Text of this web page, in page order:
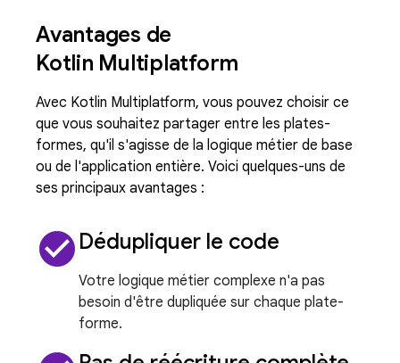
Avantages de
Kotlin Multiplatform
Avec Kotlin Multiplatform, vous pouvez choisir ce
que vous souhaitez partager entre les plates-
formes, qu'il s'agisse de la logique métier de base
ou de l'application entière. Voici quelques-uns de
ses principaux avantages :
check_circle Dédupliquer le code
Votre logique métier complexe n'a pas
besoin d'être dupliquée sur chaque plate-
forme.